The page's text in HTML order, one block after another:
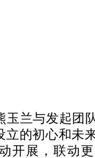
兰与发起团
立的初心和未
开展，联动